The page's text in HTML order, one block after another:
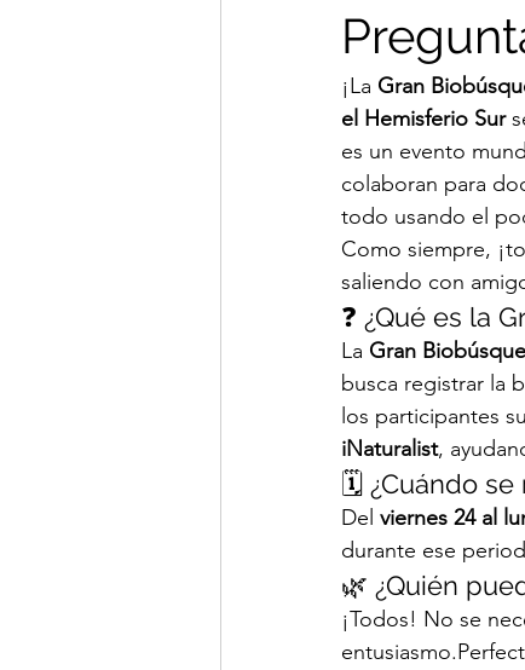
¡La Gran
el Hemisferio Sur
es un evento
colaboran para
todo usando el
Como siempre,
saliendo con
❓ ¿Qué es la
La Gran
busca registrar la
los participantes
iNaturalist,
🗓️ ¿Cuándo se
Del viernes 24 al
durante ese
🌿 ¿Quién
¡Todos! No se